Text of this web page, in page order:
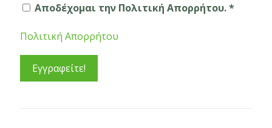
Αποδέχομαι την Πολιτική Απορρήτου. *
Πολιτική Απορρήτου